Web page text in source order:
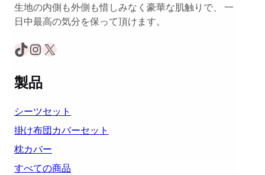
生地の内側も外側も惜しみなく豪華な肌触りで、 一
日中最高の気分を保って頂けます。
TikTok Instagram X
製品
シーツセット
掛け布団カバーセット
枕カバー
すべての商品